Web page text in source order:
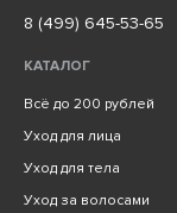
8 (499) 645-53-65
КАТАЛОГ
Всё до 200 рублей
Уход для лица
Уход для тела
Уход за волосами